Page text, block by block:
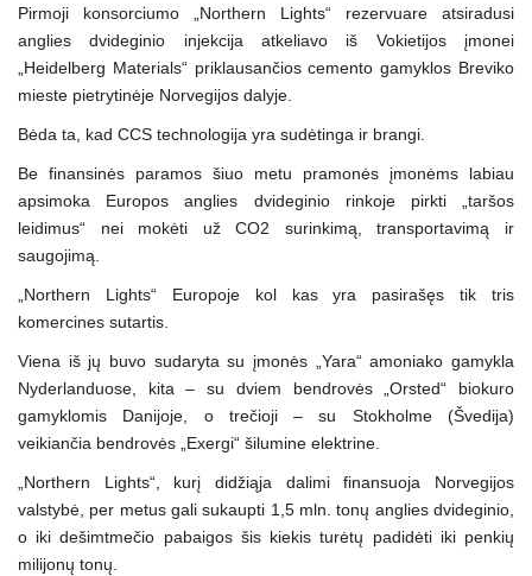
Pirmoji konsorciumo „Northern Lights“ rezervuare atsiradusi
anglies dvideginio injekcija atkeliavo iš Vokietijos įmonei
„Heidelberg Materials“ priklausančios cemento gamyklos Breviko
mieste pietrytinėje Norvegijos dalyje.
Bėda ta, kad CCS technologija yra sudėtinga ir brangi.
Be finansinės paramos šiuo metu pramonės įmonėms labiau
apsimoka Europos anglies dvideginio rinkoje pirkti „taršos
leidimus“ nei mokėti už CO2 surinkimą, transportavimą ir
saugojimą.
„Northern Lights“ Europoje kol kas yra pasirašęs tik tris
komercines sutartis.
Viena iš jų buvo sudaryta su įmonės „Yara“ amoniako gamykla
Nyderlanduose, kita – su dviem bendrovės „Orsted“ biokuro
gamyklomis Danijoje, o trečioji – su Stokholme (Švedija)
veikiančia bendrovės „Exergi“ šilumine elektrine.
„Northern Lights“, kurį didžiąja dalimi finansuoja Norvegijos
valstybė, per metus gali sukaupti 1,5 mln. tonų anglies dvideginio,
o iki dešimtmečio pabaigos šis kiekis turėtų padidėti iki penkių
milijonų tonų.